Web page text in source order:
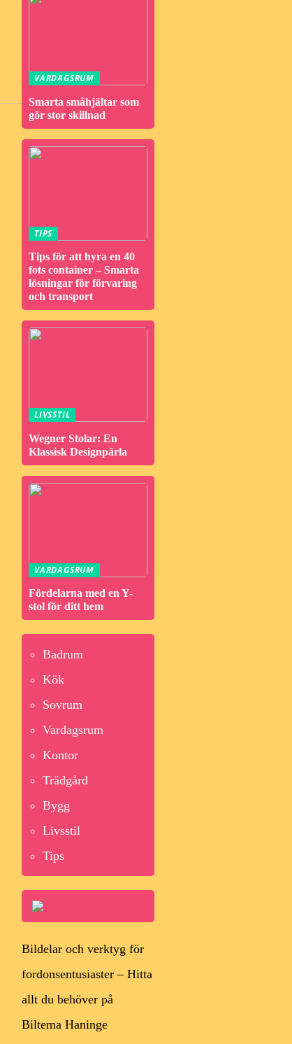
VARDAGSRUM
Smarta småhjältar som
gör stor skillnad
TIPS
Tips för att hyra en 40
fots container – Smarta
lösningar för förvaring
och transport
LIVSSTIL
Wegner Stolar: En
Klassisk Designpärla
VARDAGSRUM
Fördelarna med en Y-
stol för ditt hem
Badrum
Kök
Sovrum
Vardagsrum
Kontor
Trädgård
Bygg
Livsstil
Tips
Bildelar och verktyg för
fordonsentusiaster – Hitta
allt du behöver på
Biltema Haninge